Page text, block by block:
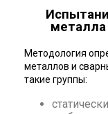
Методология
металлов и
такие группы: